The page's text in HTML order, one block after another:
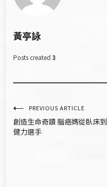
黃亭詠
Posts created 3
文
章
PREVIOUS ARTICLE
創造生命奇蹟 腦癌媽從臥床到
健力選手